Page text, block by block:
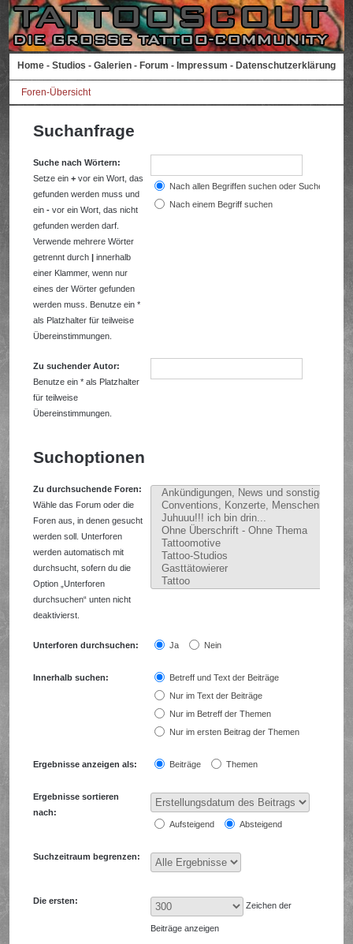
Home - Studios - Galerien - Forum - Impressum - Datenschutzerklärung
Foren-Übersicht
Suchanfrage
Suche nach Wörtern:
Setze ein+ vor ein Wort, das
gefunden werden muss und
ein- vor ein Wort, das nicht
gefunden werden darf.
Verwende mehrere Wörter
getrennt durch| innerhalb
einer Klammer, wenn nur
eines der Wörter gefunden
werden muss. Benutze ein *
als Platzhalter für teilweise
Übereinstimmungen.
Nach allen Begriffen suchen oder Suche wie
Nach einem Begriff suchen
Zu suchender Autor:
Benutze ein * als Platzhalter
für teilweise
Übereinstimmungen.
Suchoptionen
Zu durchsuchende Foren:
Wähle das Forum oder die
Foren aus, in denen gesucht
werden soll. Unterforen
werden automatisch mit
durchsucht, sofern du die
Option „Unterforen
durchsuchen“ unten nicht
deaktivierst.
Unterforen durchsuchen: Ja Nein
Innerhalb suchen:
Betreff und Text der Beiträge
Nur im Text der Beiträge
Nur im Betreff der Themen
Nur im ersten Beitrag der Themen
Ergebnisse anzeigen als: Beiträge Themen
Ergebnisse sortieren
nach:
Aufsteigend
Absteigend
Suchzeitraum begrenzen:
Die ersten:
Zeichen der
Beiträge anzeigen